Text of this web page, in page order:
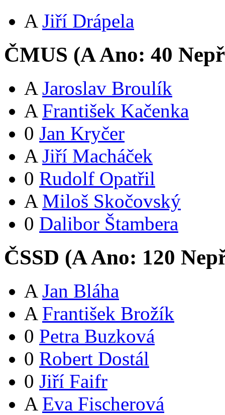
A Jiří Drápela
ČMUS (AAno: 40
A Jaroslav Broulík
A František Kačenka
0 Jan Kryčer
A Jiří Macháček
0 Rudolf Opatřil
A Miloš Skočovský
0 Dalibor Štambera
ČSSD (AAno: 120
A Jan Bláha
A František Brožík
0 Petra Buzková
0 Robert Dostál
0 Jiří Faifr
A Eva Fischerová